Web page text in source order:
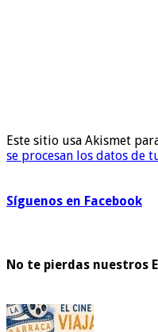
Este sitio usa Akismet
se procesan los datos de
Síguenos en Facebook
No te pierdas nuestros